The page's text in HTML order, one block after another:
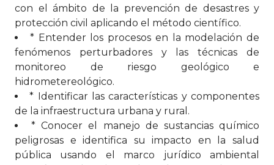
con el ámbito de la prevención de desastres y
protección civil aplicando el método científico.
* Entender los procesos en la modelación de
fenómenos perturbadores y las técnicas de
monitoreo de riesgo geológico e
hidrometereológico.
* Identificar las características y componentes
de la infraestructura urbana y rural.
* Conocer el manejo de sustancias químico
peligrosas e identifica su impacto en la salud
pública usando el marco jurídico ambiental